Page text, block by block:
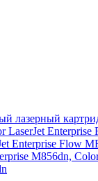
лазерный
LaserJet
Enterprise Flow
M856dn,